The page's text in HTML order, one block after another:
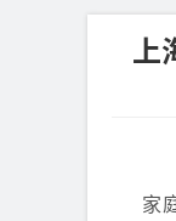
上
家